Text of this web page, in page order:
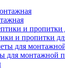
и пропитки
для монтажной